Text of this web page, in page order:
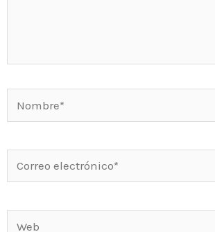
Nombre*
electrónico*